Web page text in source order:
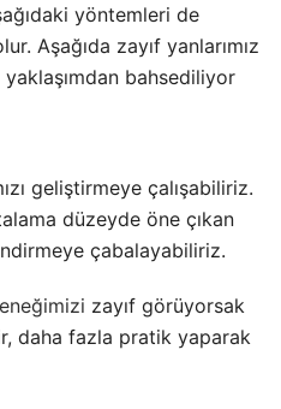
yöntemleri de
Aşağıda zayıf yanlarımız
yaklaşımdan bahsediliyor
geliştirmeye çalışabiliriz.
düzeyde öne çıkan
çabalayabiliriz.
zayıf görüyorsak
daha fazla pratik yaparak